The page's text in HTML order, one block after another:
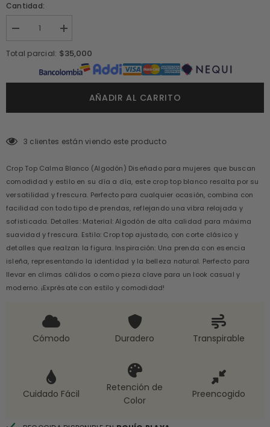
Cantidad:
Missing
interpolation
&quot;producto&quot;
cantidad
producto
I18n
Missing
interpolation
value
&quot;producto&quot;
&quot;Aumentar
cantidad
producto
Total parcial: $35,000
AÑADIR AL CARRITO
3 clientes están viendo este producto
Crop Top Calma Blanco (Algodón) Diseñado para mujeres que buscan
comodidad y estilo en su día a día, este crop top blanco resalta por su
versatilidad y frescura. Perfecto para cualquier ocasión, combina con
facilidad con todo tipo de prendas, reflejando una vibra relajada y
sofisticada. Detalles: Material: Algodón de alta calidad para máxima
suavidad y frescura. Estilo: Crop top ajustado, con corte clásico y
detalles que realzan la figura. Inspiración: Una prenda con esencia
isleña, representando la identidad y la belleza natural. Perfecto para
llevar en climas cálidos o como pieza clave para un look casual y
moderno. ¡Exprésate con estilo y comodidad!
Cómodo Duradero Transpirable
Cuidado Fácil
Retención de
Color
Preencogido